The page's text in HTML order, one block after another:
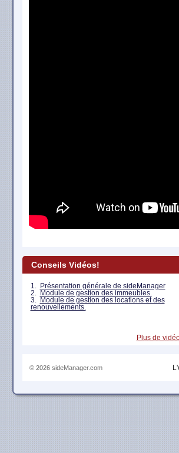
Plus de
Conseils Vidéos!
1. Présentation générale de sideManager
2. Module de gestion des immeubles.
3. Module de gestion des locations et des
renouvellements.
© 2026 sideManager.com